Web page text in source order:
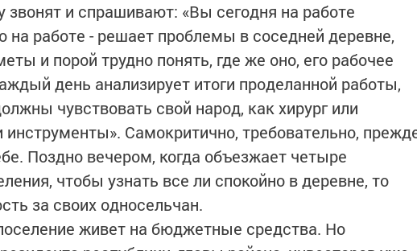
звонят и спрашивают: «Вы сегодня на работе
на работе - решает проблемы в соседней деревне,
и порой трудно понять, где же оно, его рабочее
день анализирует итоги проделанной работы,
чувствовать свой народ, как хирург или
инструменты». Самокритично, требовательно,
Поздно вечером, когда объезжает четыре
чтобы узнать все ли спокойно в деревне, то
за своих односельчан.
живет на бюджетные средства. Но